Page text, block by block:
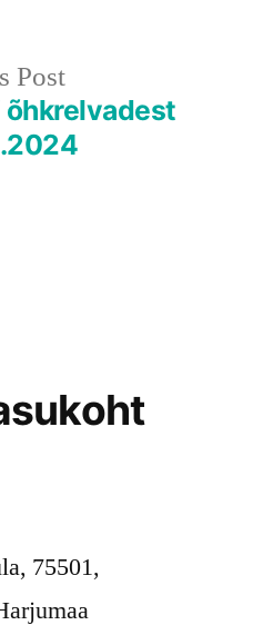
PostPrevious
post:
õhkrelvadest
75501,